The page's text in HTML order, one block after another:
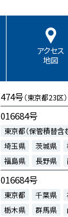
アクセス
地図
474号（東京都23区）
016684号
東京都（保管積替含
埼玉県
茨城県
福島県
長野県
016684号
東京都 千葉県
栃木県
群馬県